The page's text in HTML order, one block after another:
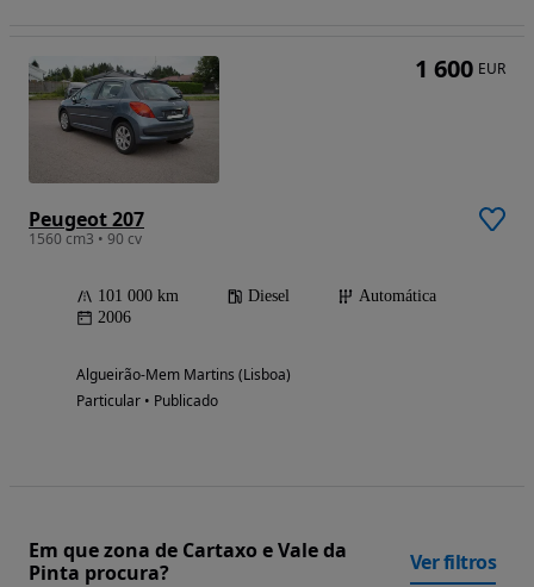
Peugeot 207
1560 cm3 • 90 cv
101 000 km Diesel
Automática
2006
Algueirão-Mem Martins (Lisboa)
Particular • Publicado
1 600 EUR
Em que zona de Cartaxo e Vale da
Pinta procura?
Ver filtros